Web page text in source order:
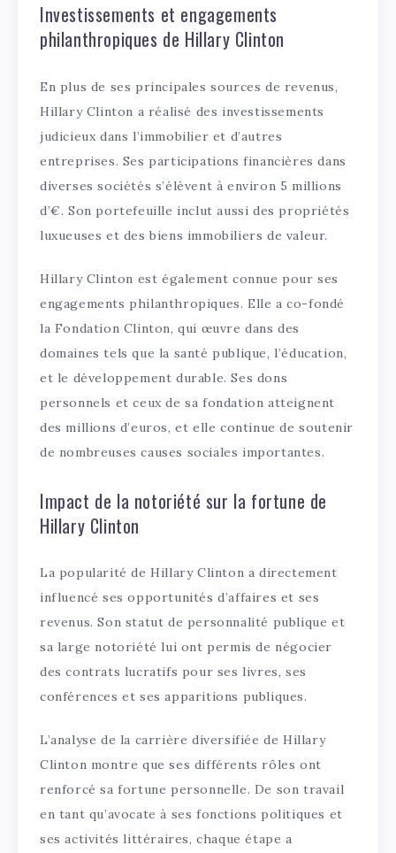
Investissements et engagements
philanthropiques de Hillary Clinton
En plus de ses principales sources de revenus,
Hillary Clinton a réalisé des investissements
judicieux dans l’immobilier et d’autres
entreprises. Ses participations financières dans
diverses sociétés s’élèvent à environ 5 millions
d’€. Son portefeuille inclut aussi des propriétés
luxueuses et des biens immobiliers de valeur.
Hillary Clinton est également connue pour ses
engagements philanthropiques. Elle a co-fondé
la Fondation Clinton, qui œuvre dans des
domaines tels que la santé publique, l’éducation,
et le développement durable. Ses dons
personnels et ceux de sa fondation atteignent
des millions d’euros, et elle continue de soutenir
de nombreuses causes sociales importantes.
Impact de la notoriété sur la fortune de
Hillary Clinton
La popularité de Hillary Clinton a directement
influencé ses opportunités d’affaires et ses
revenus. Son statut de personnalité publique et
sa large notoriété lui ont permis de négocier
des contrats lucratifs pour ses livres, ses
conférences et ses apparitions publiques.
L’analyse de la carrière diversifiée de Hillary
Clinton montre que ses différents rôles ont
renforcé sa fortune personnelle. De son travail
en tant qu’avocate à ses fonctions politiques et
ses activités littéraires, chaque étape a